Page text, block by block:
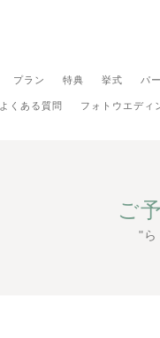
プラン 特典 挙式 パ
よくある質問 フォトウエディ
ご
"ら